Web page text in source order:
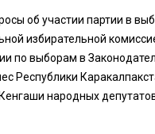
об участии партии в
избирательной
по выборам в
Республики
народных